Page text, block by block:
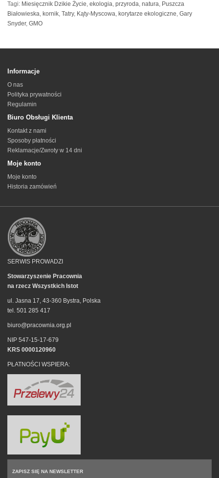
Tagi: Miesięcznik Dzikie Życie, ekologia, przyroda, natura, Puszcza
Białowieska, kornik, Tatry, Kąty-Myscowa, korytarze ekologiczne, Gary
Snyder, GMO
Informacje
O nas
Polityka prywatności
Regulamin
Biuro Obsługi Klienta
Kontakt z nami
Sposoby płatności
Reklamacje/Zwroty w 14 dni
Moje konto
Moje konto
Historia zamówień
SERWIS PROWADZI
Stowarzyszenie Pracownia
na rzecz Wszystkich Istot
ul. Jasna 17, 43-360 Bystra, Polska
tel. 501 285 417
biuro@pracownia.org.pl
NIP 547-15-17-679
KRS 0000120960
PŁATNOŚCI WSPIERA:
ZAPISZ SIĘ NA NEWSLETTER